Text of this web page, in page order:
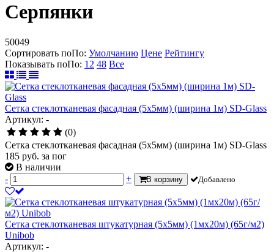
Серпянки
50049
Сортировать поПо: Умолчанию Цене Рейтингу
Показывать поПо: 12 48 Все
Сетка стеклотканевая фасадная (5х5мм) (ширина 1м) SD-Glass
Артикул: -
(0)
Сетка стеклотканевая фасадная (5х5мм) (ширина 1м) SD-Glass
185 руб. за пог
В наличии
-
+ В корзину Добавлено
Сетка стеклотканевая штукатурная (5х5мм) (1мх20м) (65г/м2)
Unibob
Артикул: -